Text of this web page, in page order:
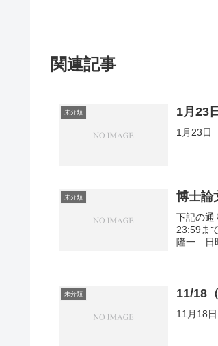
関連記事
未分類 1月23
1月23日
未分類 博士論
下記の通
23:59ま
隆一 日
未分類 11/18
11月18